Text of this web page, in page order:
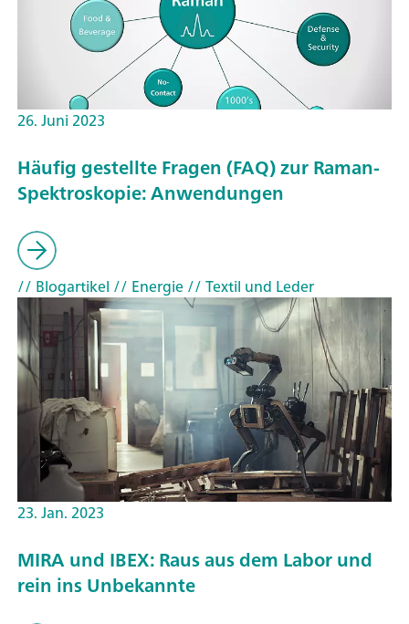
26. Juni 2023
Häufig gestellte Fragen (FAQ) zur Raman-
Spektroskopie: Anwendungen
// Blogartikel // Energie// Textil und Leder
23. Jan. 2023
MIRA und IBEX: Raus aus dem Labor und
rein ins Unbekannte